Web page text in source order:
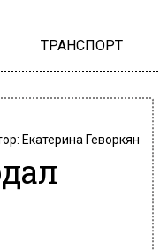
ТРАНСПОРТ
Екатерина Геворкян